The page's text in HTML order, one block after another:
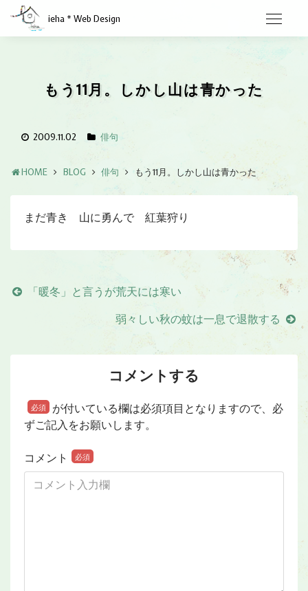
ieha * Web Design
もう11月。しかし山は青かった
2009.11.02 俳句
HOME BLOG 俳句 もう11月。しかし山は青かった
まだ青き 山に勇んで 紅葉狩り
「暖冬」と言うが荒天には寒い
弱々しい秋の蚊は一息で退散する
コメントする
必須
が付いている欄は必須項目となりますので、必
ずご記入をお願いします。
コメント 必須